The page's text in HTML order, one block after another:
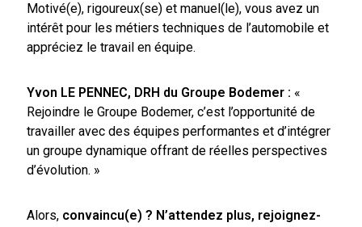
Motivé(e), rigoureux(se) et manuel(le), vous avez un
intérêt pour les métiers techniques de l’automobile et
appréciez le travail en équipe.
Yvon LE PENNEC, DRH du Groupe Bodemer : «
Rejoindre le Groupe Bodemer, c’est l’opportunité de
travailler avec des équipes performantes et d’intégrer
un groupe dynamique offrant de réelles perspectives
d’évolution. »
Alors, convaincu(e) ? N’attendez plus, rejoignez-